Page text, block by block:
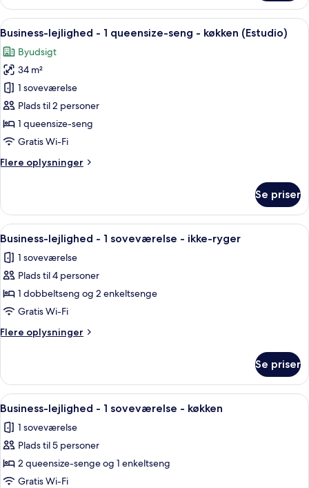
lejlighed
2
soveværelser
-
køkken
Indlæs
alle
billeder
af
Business-
lejlighed
-
1
seng
(Estudio)
Et hotelværelse med en seng, en
10
Business-lejlighed - 1 queensize-seng - køkken (Estudio)
Byudsigt
34 m²
1 soveværelse
Plads til 2 personer
1 queensize-seng
Gratis Wi-Fi
Flere oplysninger
Flere
lejlighed
1
seng
(Estudio)
Se priser
Indlæs
alle
billeder
af
Business-
lejlighed
-
1
-
ikke-
ryger
Et hotelværelse med en seng,
4
Business-lejlighed - 1 soveværelse - ikke-ryger
1 soveværelse
Plads til 4 personer
1 dobbeltseng og 2 enkeltsenge
Gratis Wi-Fi
Flere oplysninger
Flere
lejlighed
1
soveværelse
ikke-
Se priser
Indlæs
alle
billeder
af
Business-
lejlighed
Et hotelværelse med to senge, et
4
Business-lejlighed - 1 soveværelse - køkken
1 soveværelse
Plads til 5 personer
2 queensize-senge og 1 enkeltseng
Gratis Wi-Fi